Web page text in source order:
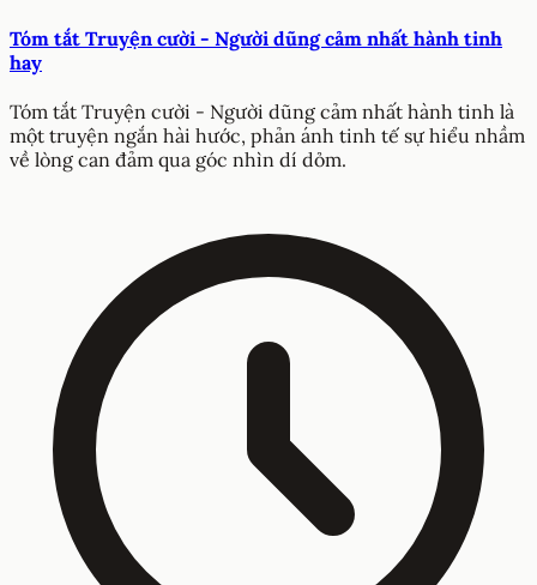
Tóm tắt Truyện cười - Người dũng cảm nhất hành tinh
hay
Tóm tắt Truyện cười - Người dũng cảm nhất hành tinh là
một truyện ngắn hài hước, phản ánh tinh tế sự hiểu nhầm
về lòng can đảm qua góc nhìn dí dỏm.